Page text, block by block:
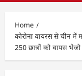
Home
कोरोना वायरस से चीन में
250 छात्रों को वापस भेजो